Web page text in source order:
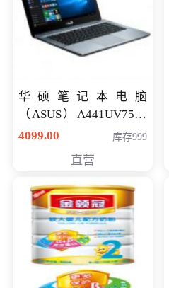
华硕笔记本电脑
（ASUS）A441UV7500
顽石（7代i7-7500U 4G
4099.00 库存999
直营